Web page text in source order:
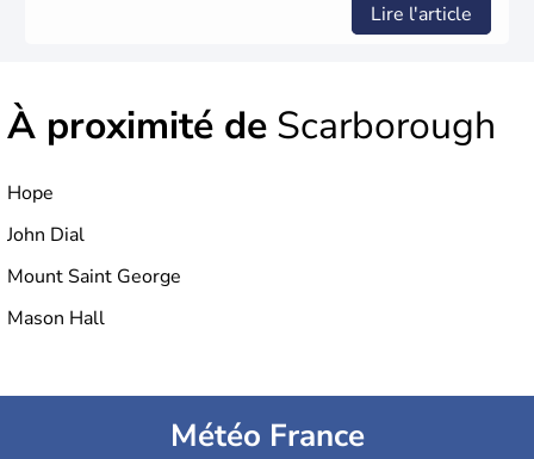
Lire l'article
À proximité de Scarborough
Hope
John Dial
Mount Saint George
Mason Hall
Météo France